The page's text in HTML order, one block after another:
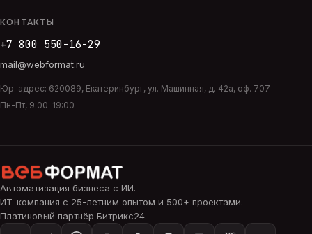
КОНТАКТЫ
+7 800 550-16-29
mail@webformat.ru
Юр. адрес: 620089, Екатеринбург, ул. Машинная, д. 42а, оф. 707
Пн-Пт, 9:00-19:00
Автоматизация бизнеса с ИИ.
ИТ-компания с 25-летним опытом и 500+ проектами.
Платиновый партнёр Битрикс24.